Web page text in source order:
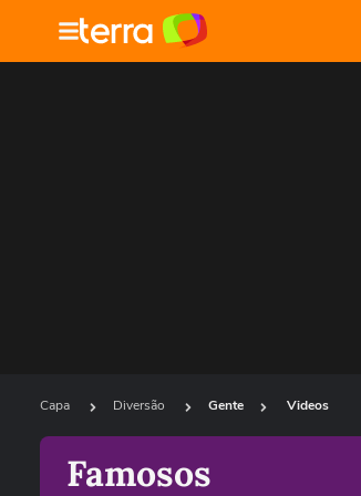
Capa Diversão Gente Videos
Famosos